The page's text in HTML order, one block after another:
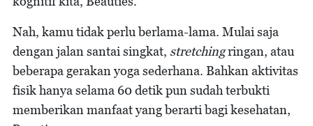
Nah, kamu tidak perlu berlama-lama. Mulai saja
dengan jalan santai singkat, stretchingringan, atau
beberapa gerakan yoga sederhana. Bahkan aktivitas
fisik hanya selama 60 detik pun sudah terbukti
memberikan manfaat yang berarti bagi kesehatan,